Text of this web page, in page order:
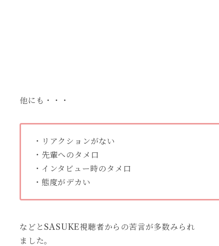
他にも・・・
・リアクションがない
・先輩へのタメ口
・インタビュー時のタメ口
・態度がデカい
などとSASUKE視聴者からの苦言が多数みられ
ました。